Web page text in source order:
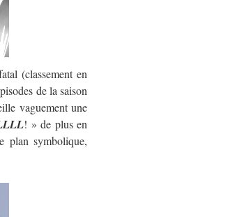
(classement en
de la saison
vaguement une
! » de plus en
plan symbolique,